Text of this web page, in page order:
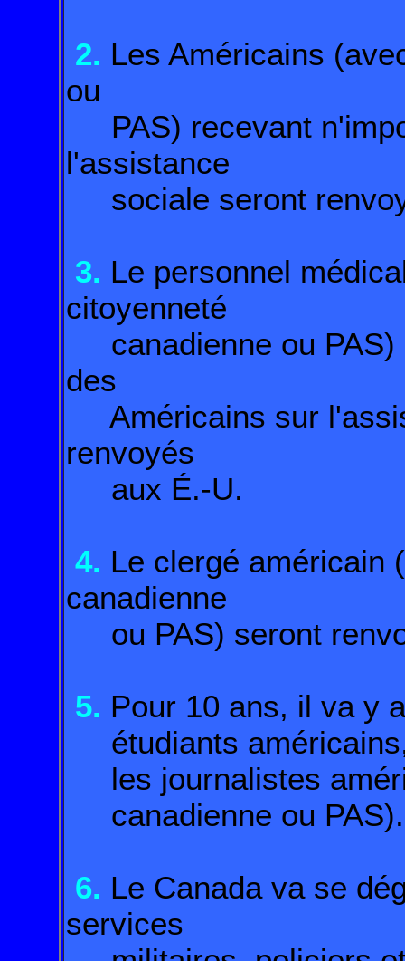
2. Les Américains
ou
PAS) recevant
l'assistance
sociale seront
3. Le personnel
citoyenneté
canadienne ou PAS)
des
Américains sur
renvoyés
aux É.-U.
4. Le clergé américain
canadienne
ou PAS) seront
5. Pour 10 ans, il va y
étudiants
les journalistes
canadienne ou PAS).
6. Le Canada va se
services